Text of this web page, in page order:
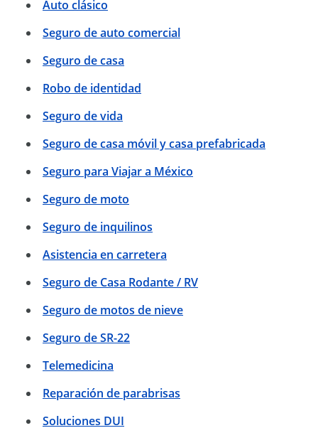
Auto clásico
Seguro de auto comercial
Seguro de casa
Robo de identidad
Seguro de vida
Seguro de casa móvil y casa prefabricada
Seguro para Viajar a México
Seguro de moto
Seguro de inquilinos
Asistencia en carretera
Seguro de Casa Rodante / RV
Seguro de motos de nieve
Seguro de SR-22
Telemedicina
Reparación de parabrisas
Soluciones DUI